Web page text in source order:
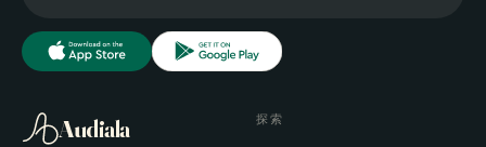
Audiala 探索